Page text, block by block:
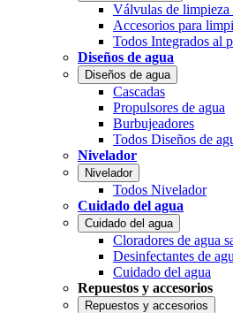
Válvulas de limpieza
Accesorios para
Todos Integrados al
Diseños de agua
Diseños de agua
Cascadas
Propulsores de agua
Burbujeadores
Todos Diseños de
Nivelador
Nivelador
Todos Nivelador
Cuidado del agua
Cuidado del agua
Cloradores de agua
Desinfectantes de
Cuidado del agua
Repuestos y accesorios
Repuestos y accesorios